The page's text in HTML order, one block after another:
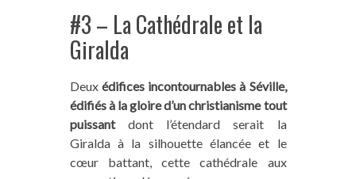
#3 – La Cathédrale et la
Giralda
Deux édifices incontournables à Séville,
édifiés à la gloire d’un christianisme tout
puissantdont l’étendard serait la
Giralda à la silhouette élancée et le
cœur battant, cette cathédrale aux